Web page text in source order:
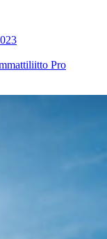
Pro